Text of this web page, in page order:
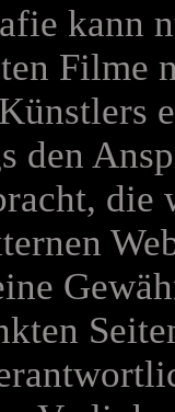
kann
Filme
den
die